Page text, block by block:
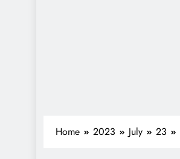
Home 2023 July 23